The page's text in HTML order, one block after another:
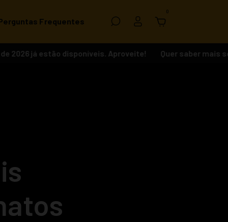
Frequentes
0
já estão disponíveis. Aproveite! Quer saber mais sobre